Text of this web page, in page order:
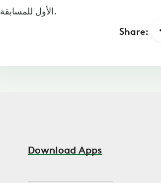
الأول للمسابقة.
Share:
Download Apps